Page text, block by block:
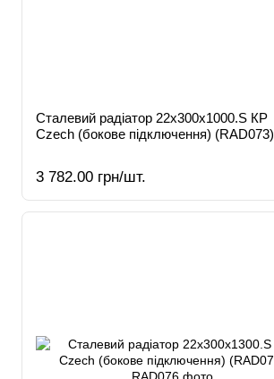
Сталевий радіатор 22х300х1000.S КР
Czech (бокове підключення) (RAD073)
3 782.00 грн/шт.